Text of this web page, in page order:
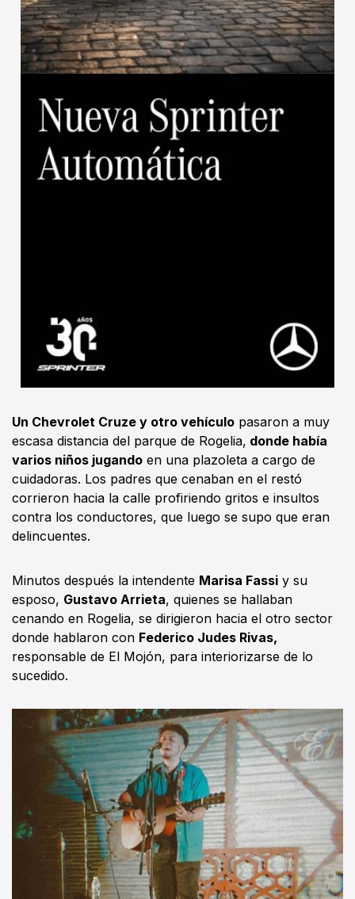
Un Chevrolet Cruze y otro vehículo pasaron a muy
escasa distancia del parque de Rogelia, donde había
varios niños jugando en una plazoleta a cargo de
cuidadoras. Los padres que cenaban en el restó
corrieron hacia la calle profiriendo gritos e insultos
contra los conductores, que luego se supo que eran
delincuentes.
Minutos después la intendente Marisa Fassi y su
esposo, Gustavo Arrieta, quienes se hallaban
cenando en Rogelia, se dirigieron hacia el otro sector
donde hablaron con Federico Judes Rivas,
responsable de El Mojón, para interiorizarse de lo
sucedido.